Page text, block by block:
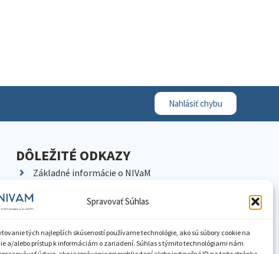
Spravovať Súhlas
tých najlepších skúseností používame technológie, ako sú súbory cookie na
a/alebo prístup k informáciám o zariadení. Súhlas s týmito technológiami nám
Nahlásiť chybu
DÔLEŽITÉ ODKAZY
Základné informácie o NIVaM
Kariéra
Pracoviská NIVaM